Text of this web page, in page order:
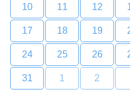
10 11 12
17 18 19
24 25 26
31 1 2